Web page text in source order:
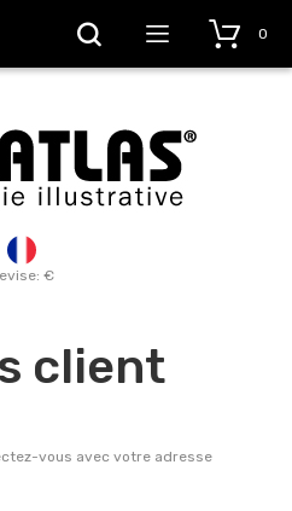
€
0
client
vous avec votre adresse